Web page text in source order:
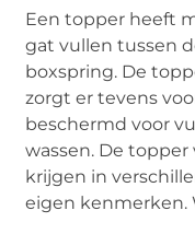
Een topper heeft
gat vullen tussen
boxspring. De
zorgt er tevens
beschermd voor
wassen. De
krijgen in
eigen kenmerken.